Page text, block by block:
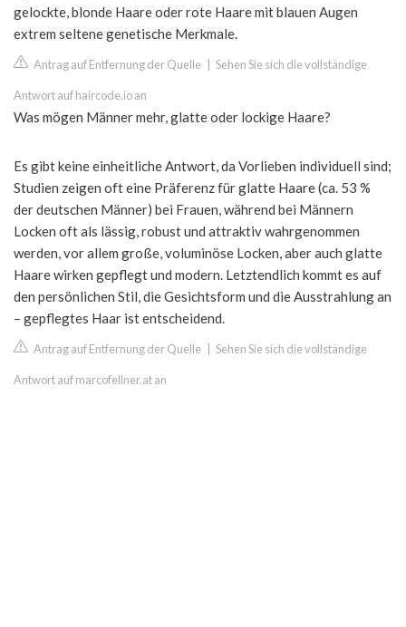
gelockte, blonde Haare oder rote Haare mit blauen Augen
extrem seltene genetische Merkmale.
Antrag auf Entfernung der Quelle Sehen Sie sich die vollständige
Antwort auf haircode.io an
Was mögen Männer mehr, glatte oder lockige Haare?
Es gibt keine einheitliche Antwort, da Vorlieben individuell sind;
Studien zeigen oft eine Präferenz für glatte Haare (ca. 53 %
der deutschen Männer) bei Frauen, während bei Männern
Locken oft als lässig, robust und attraktiv wahrgenommen
werden, vor allem große, voluminöse Locken, aber auch glatte
Haare wirken gepflegt und modern. Letztendlich kommt es auf
den persönlichen Stil, die Gesichtsform und die Ausstrahlung an
– gepflegtes Haar ist entscheidend.
Antrag auf Entfernung der Quelle Sehen Sie sich die vollständige
Antwort auf marcofellner.at an